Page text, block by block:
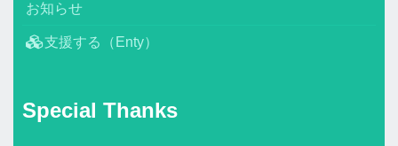
お知らせ
支援する（Enty）
Special Thanks